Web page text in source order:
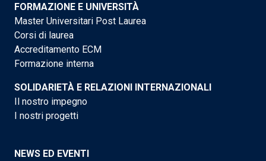
FORMAZIONE E UNIVERSITÀ
Master Universitari Post Laurea
Corsi di laurea
Accreditamento ECM
Formazione interna
SOLIDARIETÀ E RELAZIONI INTERNAZIONALI
Il nostro impegno
I nostri progetti
NEWS ED EVENTI